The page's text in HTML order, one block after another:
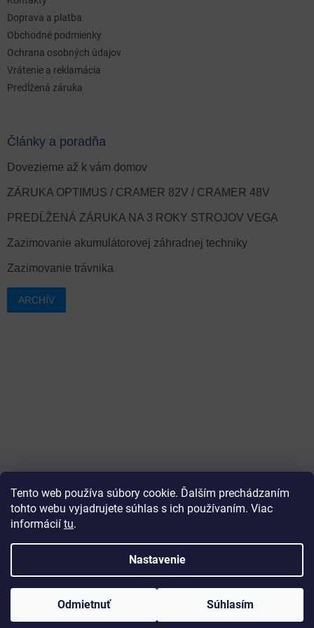
Tento web používa súbory cookie. Ďalším prechádzaním
tohto webu vyjadrujete súhlas s ich používaním. Viac
informácií tu.
Nastavenie
Odmietnuť Súhlasím
Doprava a platba
Obchodné podmienky
Ochrana osobných údajov
Vrátenie a reklamácia
Predĺžená záruka
Články a poradňa
Dovezieme až k vám domov
ZÁRUKA OPTIMUS / CRAMER 82V / CRAMER 48V
PREDĹŽENÁ ZÁRUKA NA 3 ROKY STROJOV VEGA
Zazimovanie akumulátorovej záhradnej techniky
Zazimovanie trávnika
ARCHÍV
. Všetky práva vyhradené.